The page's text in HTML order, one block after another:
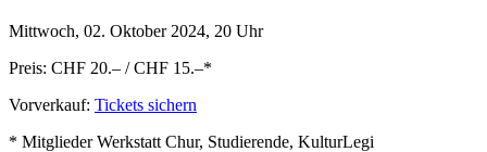
Mittwoch, 02. Oktober 2024, 20 Uhr
Preis: CHF 20.– / CHF 15.–*
Vorverkauf: Tickets sichern
* Mitglieder Werkstatt Chur, Studierende, KulturLegi